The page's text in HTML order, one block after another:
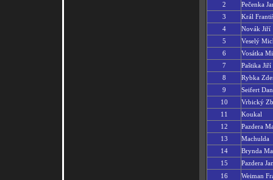
2
Pečenka
3
Král
4
Novák Jiří
5
Veselý
6
Vosátka
7
Paštika Jiří
8
Rybka
9
Seifert
10
Vrbický
11
Koukal
12
Pazdera
13
Machulda
14
Brynda
15
Pazdera
16
Weiman